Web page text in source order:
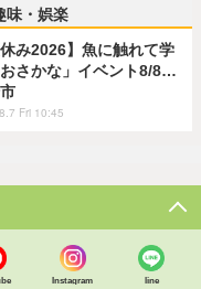
味・娯楽
休み2026】魚に触れて学
さかな」イベント8/8…
Fri 10:45
Instagram line